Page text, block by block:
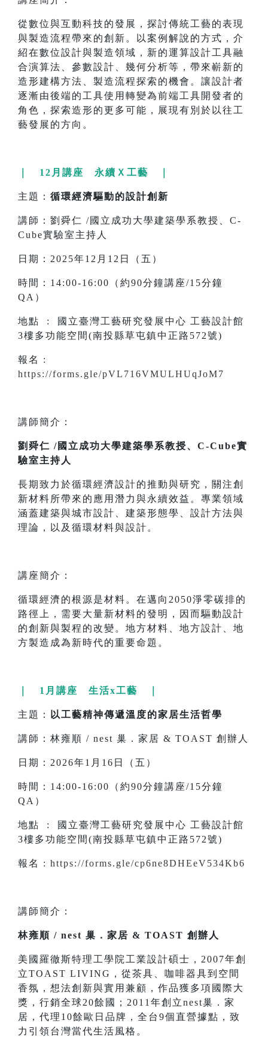
從數位與互動科技的發展，探討傳統工藝的表現
與製造流程帶來的創新。以案例解說的方式，介
紹在數位設計與製造領域，新的運算設計工具融
合演算法、參數設計、幾何分析等，帶來嶄新的
造形建構方法、製造流程探索的機會。讓設計者
逐漸由後端的工具使用轉變為前端工具開發者的
角色，探索造形的更多可能，展現有別於以往工
藝發展的方向。
｜ 12月講座 永續Ｘ工藝 ｜
主題： 循環經濟驅動的設計創新
講師：劉舜仁 /國立成功大學建築學系教授、C-
Cube實驗室主持人
日期：2025年12月12日（五）
時間：14:00-16:00（約90分鐘講座/15分鐘
QA）
地點 : 國立臺灣工藝研究發展中心 工藝設計館
3樓多功能空間(南投縣草屯鎮中正路572號)
報名 :
https://forms.gle/pVL716VMULHUqJoM7
講師簡介：
劉舜仁 /國立成功大學建築學系教授、C-Cube實
驗室主持人
長期致力於循環經濟設計的推動與研究，關注創
新材料所帶來的應用潛力與永續效益。專業領域
涵蓋建築與城市設計、建築形態學、設計方法與
理論，以及循環材料與設計。
講座簡介：
循環經濟的根源是材料。在邁向2050淨零碳排的
路徑上，需要大量新材料的發明，因而驅動設計
的創新與製程的改變。地方材料、地方設計、地
方製造成為新時代的重要命題。
｜ 1月講座 生活x工藝 ｜
主題： 以工藝精神傳遞溫度的家居生活哲學
講師：林雍順 / nest 巢．家居 & TOAST 創辦人
日期：2026年1月16日（五）
時間：14:00-16:00（約90分鐘講座/15分鐘
QA）
地點 : 國立臺灣工藝研究發展中心 工藝設計館
3樓多功能空間(南投縣草屯鎮中正路572號)
報名 : https://forms.gle/cp6ne8DHEeV534Kb6
講師簡介：
林雍順 / nest 巢．家居 & TOAST 創辦人
美國羅徹斯特理工學院工業設計碩士，2007年創
立TOAST LIVING，從茶具、咖啡器具到空間
香氛，想法創新與實用兼顧，作品獲多項國際大
獎，行銷全球20餘國；2011年創立nest巢．家
居，代理10餘歐日品牌，全台9個直營據點，致
力引領台灣當代生活風格。